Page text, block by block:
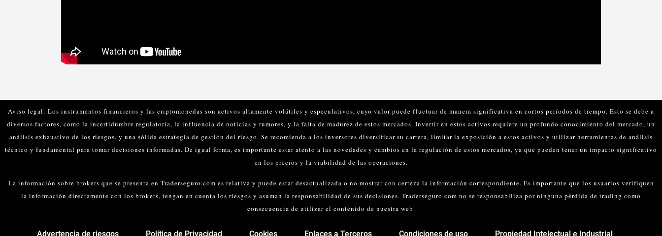
Aviso legal: Los instrumentos financieros y las criptomonedas son activos altamente volátiles y especulativos, cuyo valor puede fluctuar de manera significativa en cortos períodos de tiempo. Esto se debe a
diversos factores, como la incertidumbre regulatoria, la influencia de noticias y rumores, y la falta de madurez de estos mercados. Invertir en estos activos requiere un profundo conocimiento del mercado, un
análisis exhaustivo de los riesgos, y una sólida estrategia de gestión del riesgo. Se recomienda a los inversores diversificar su cartera, limitar la exposición a estos activos y utilizar herramientas de análisis
técnico y fundamental para tomar decisiones informadas. De igual forma, es importante estar atento a las novedades y cambios en la regulación de estos mercados, ya que pueden tener un impacto significativo
en los precios y la viabilidad de las operaciones.
La información sobre brokers que se presenta en Traderseguro.com es relativa y puede estar desactualizada o no mostrar con certeza la información correspondiente. Es importante que los usuarios verifiquen
la información directamente con los brokers, tengan en cuenta los riesgos y asuman la responsabilidad de sus decisiones. Traderseguro.com no se responsabiliza por ninguna pérdida de trading como
consecuencia de utilizar el contenido de nuestra web.
Advertencia de riesgos Política de Privacidad Cookies Enlaces a Terceros Condiciones de uso Propiedad Intelectual e Industrial